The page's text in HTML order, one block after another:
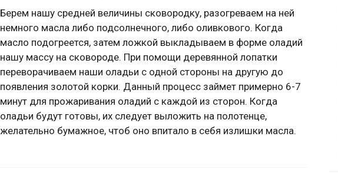
Берем нашу средней величины сковородку, разогреваем на ней
немного масла либо подсолнечного, либо оливкового. Когда
масло подогреется, затем ложкой выкладываем в форме оладий
нашу массу на сковороде. При помощи деревянной лопатки
переворачиваем наши оладьи с одной стороны на другую до
появления золотой корки. Данный процесс займет примерно 6-7
минут для прожаривания оладий с каждой из сторон. Когда
оладьи будут готовы, их следует выложить на полотенце,
желательно бумажное, чтоб оно впитало в себя излишки масла.